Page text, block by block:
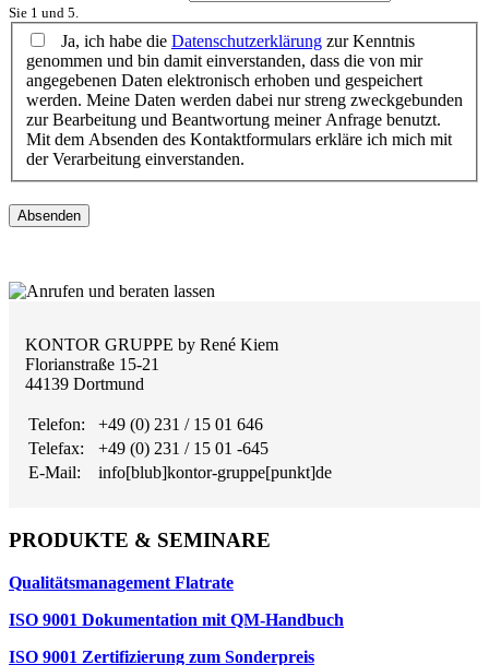
Sie 1 und 5.
Ja, ich habe die Datenschutzerklärung zur Kenntnis
genommen und bin damit einverstanden, dass die von mir
angegebenen Daten elektronisch erhoben und gespeichert
werden. Meine Daten werden dabei nur streng zweckgebunden
zur Bearbeitung und Beantwortung meiner Anfrage benutzt.
Mit dem Absenden des Kontaktformulars erkläre ich mich mit
der Verarbeitung einverstanden.
Absenden
KONTOR GRUPPE by René Kiem
Florianstraße 15-21
44139 Dortmund
Telefon:
+49 (0) 231 / 15 01 646
Telefax:
+49 (0) 231 / 15 01 -645
E-Mail:
info[blub]kontor-gruppe[punkt]de
PRODUKTE & SEMINARE
Qualitätsmanagement Flatrate
ISO 9001 Dokumentation mit QM-Handbuch
ISO 9001 Zertifizierung zum Sonderpreis